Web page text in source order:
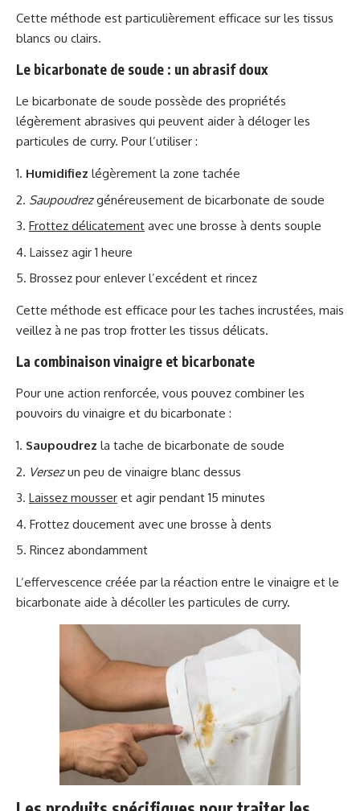
Cette méthode est particulièrement efficace sur les tissus
blancs ou clairs.
Le bicarbonate de soude : un abrasif doux
Le bicarbonate de soude possède des propriétés
légèrement abrasives qui peuvent aider à déloger les
particules de curry. Pour l’utiliser :
Humidifiez légèrement la zone tachée
Saupoudrezgénéreusement de bicarbonate de soude
Frottez délicatement avec une brosse à dents souple
Laissez agir 1 heure
Brossez pour enlever l’excédent et rincez
Cette méthode est efficace pour les taches incrustées, mais
veillez à ne pas trop frotter les tissus délicats.
La combinaison vinaigre et bicarbonate
Pour une action renforcée, vous pouvez combiner les
pouvoirs du vinaigre et du bicarbonate :
Saupoudrez la tache de bicarbonate de soude
Versezun peu de vinaigre blanc dessus
Laissez mousser et agir pendant 15 minutes
Frottez doucement avec une brosse à dents
Rincez abondamment
L’effervescence créée par la réaction entre le vinaigre et le
bicarbonate aide à décoller les particules de curry.